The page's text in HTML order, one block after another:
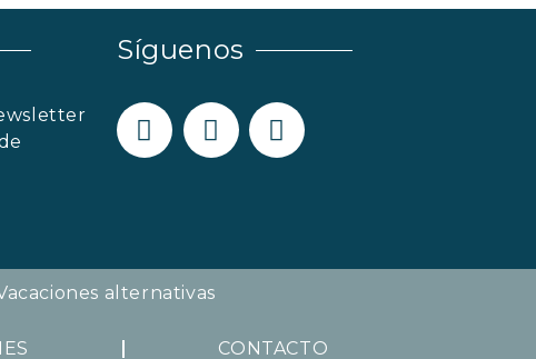
Síguenos
alternativas
CONTACTO